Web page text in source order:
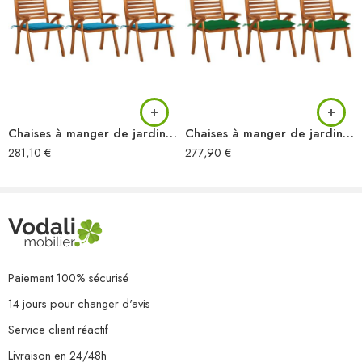
Empilable
Résistance aux intempéries et à la rouille
L’assemblage est requis
Chaises à manger de jardin avec coussins lot de 3 Acacia massif
281,10 €
Chaises à manger de jardin avec coussins lot de 3 Acacia massif
277,90 €
Paiement 100% sécurisé
14 jours pour changer d'avis
Service client réactif
Livraison en 24/48h